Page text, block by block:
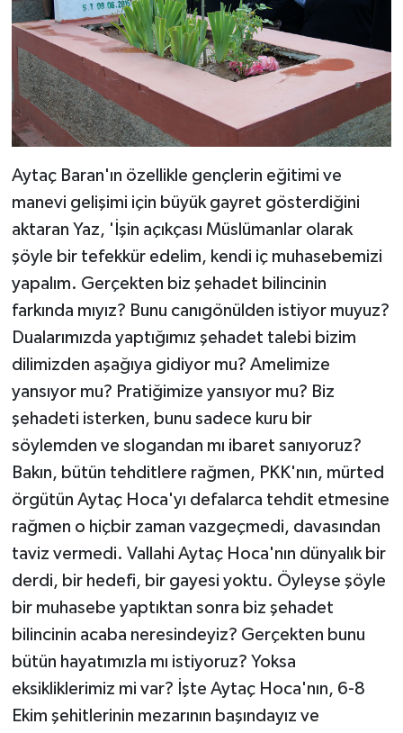
Aytaç Baran'ın özellikle gençlerin eğitimi ve
manevi gelişimi için büyük gayret gösterdiğini
aktaran Yaz, 'İşin açıkçası Müslümanlar olarak
şöyle bir tefekkür edelim, kendi iç muhasebemizi
yapalım. Gerçekten biz şehadet bilincinin
farkında mıyız? Bunu canıgönülden istiyor muyuz?
Dualarımızda yaptığımız şehadet talebi bizim
dilimizden aşağıya gidiyor mu? Amelimize
yansıyor mu? Pratiğimize yansıyor mu? Biz
şehadeti isterken, bunu sadece kuru bir
söylemden ve slogandan mı ibaret sanıyoruz?
Bakın, bütün tehditlere rağmen, PKK'nın, mürted
örgütün Aytaç Hoca'yı defalarca tehdit etmesine
rağmen o hiçbir zaman vazgeçmedi, davasından
taviz vermedi. Vallahi Aytaç Hoca'nın dünyalık bir
derdi, bir hedefi, bir gayesi yoktu. Öyleyse şöyle
bir muhasebe yaptıktan sonra biz şehadet
bilincinin acaba neresindeyiz? Gerçekten bunu
bütün hayatımızla mı istiyoruz? Yoksa
eksikliklerimiz mi var? İşte Aytaç Hoca'nın, 6-8
Ekim şehitlerinin mezarının başındayız ve